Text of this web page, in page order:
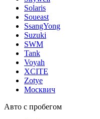
Solaris
Soueast
SsangYong
Suzuki
SWM
Tank
Voyah
XCITE
Zotye
Москвич
Авто с пробегом